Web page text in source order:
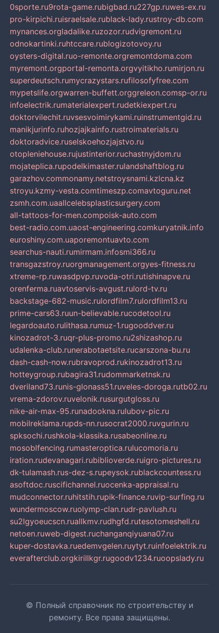
0sporte.ru9rota-game.rubigbad.ru227gp.ruwes-ex.ru
pro-kirpichi.ruisraelsale.rublack-lady.rustroy-db.com
mynances.orgladalike.ruzozor.rudvigremont.ru
odnokartinki.ruhtccare.rublogizotovoy.ru
oysters-digital.ruo-remonte.orgremontdoma.com
myremont.orgportal-remonta.orgvyitikho.rumirjon.ru
superdeutsch.rumycrazystars.rufilosofyfree.com
mypetslife.orgwarren-buffett.orggreleon.comsp-or.ru
infoelectrik.rumaterialexpert.rudetkiexpert.ru
doktorvilechit.ruvsesvoimirykami.ruinstrumentgid.ru
manikjurinfo.ruhozjajkainfo.rustroimaterials.ru
doktoradvice.ruselskoehozjajstvo.ru
otopleniehouse.rujustinterior.ruchastnyjdom.ru
mojateplica.rupodelkimaster.rulandshaftblog.ru
garazhov.commonamy.netstroysnami.kzlcna.kz
stroyu.kzmy-vesta.comtimeszp.comavtoguru.net
zsmh.com.uaallcelebsplasticsurgery.com
all-tattoos-for-men.compoisk-auto.com
best-radio.com.uaost-engineering.comkuryatnik.info
euroshiny.com.uaporemontuavto.com
searchus-nauti.rumirmam.infosmi366.ru
transgazstroy.ruorgmanagement.orgyes-fitness.ru
xtreme-rp.ruwasdpvp.ruvoda-otri.rutishinapve.ru
orenferma.ruavtoservis-avgust.rulord-tv.ru
backstage-682-music.rulordfilm7.rulordfilm13.ru
prime-cars63.ruun-believable.rucodetool.ru
legardoauto.rulithasa.rumuz-1.rugooddver.ru
kinozadrot-3.ruqr-plus-promo.ru2shizashop.ru
udalenka-club.runerabotaetsite.rucarszona-bu.ru
dash-cash-now.rubravoprod.rukinozadrot13.ru
hotteygroup.rubagira31.rudommarketnsk.ru
dveriland73.runis-glonass51.ruveles-doroga.rutb02.ru
vrema-zdorov.ruvelonik.rusurgutgloss.ru
nike-air-max-95.runadookna.rulubov-pic.ru
mobilreklama.rupds-nn.rusocrat2000.ruvgurin.ru
spksochi.rushkola-klassika.rusabeonline.ru
mosoblfencing.rumasteroptica.rulucomoria.ru
iration.rudevanagari.rubiblioverde.ruigro-pictures.ru
dk-tulamash.rus-dez-s.rupeysok.rublackcountess.ru
asoftdoc.ruscifichannel.ruocenka-appraisal.ru
mudconnector.ruhitstih.rupik-finance.ruvip-surfing.ru
wundermoscow.ruolymp-clan.rudr-pavlush.ru
su2lgyoeucscn.ruallkmv.rudhgfd.rutesotomeshell.ru
netoen.ruweb-digest.ruchanganqiyuana07.ru
kuper-dostavka.ruedemvgelen.ruytyt.ruinfoelektrik.ru
everafterclub.orgkirillkgr.rugoodv1234.ruoopslady.ru
© Полный справочник по строительству и
ремонту. Все права защищены.